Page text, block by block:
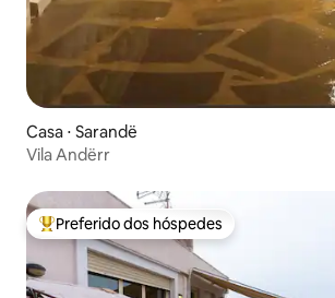
Casa ⋅ Sarandë
Vila Andërr
Entre os melhores preferidos dos hóspedes
Preferido dos hóspedes